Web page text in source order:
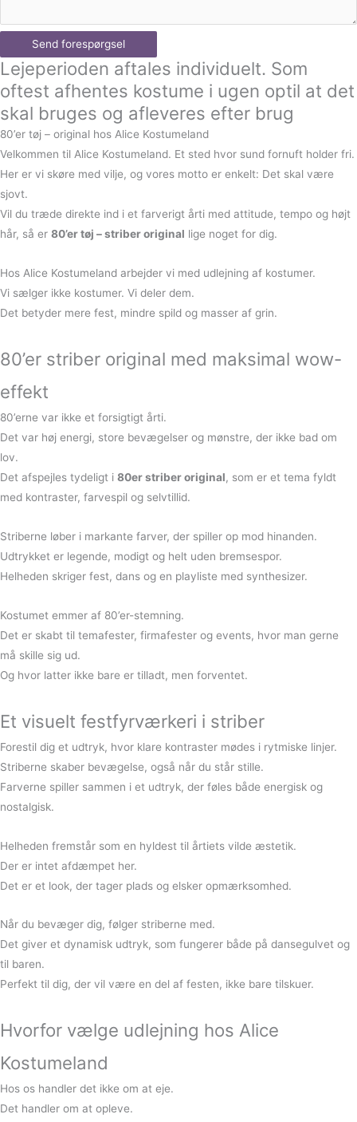
Send forespørgsel
Lejeperioden aftales individuelt. Som
oftest afhentes kostume i ugen optil at det
skal bruges og afleveres efter brug
80’er tøj – original hos Alice Kostumeland
Velkommen til Alice Kostumeland. Et sted hvor sund fornuft holder fri.
Her er vi skøre med vilje, og vores motto er enkelt: Det skal være
sjovt.
Vil du træde direkte ind i et farverigt årti med attitude, tempo og højt
hår, så er 80’er tøj – striber original lige noget for dig.
Hos Alice Kostumeland arbejder vi med udlejning af kostumer.
Vi sælger ikke kostumer. Vi deler dem.
Det betyder mere fest, mindre spild og masser af grin.
80’er striber original med maksimal wow-
effekt
80’erne var ikke et forsigtigt årti.
Det var høj energi, store bevægelser og mønstre, der ikke bad om
lov.
Det afspejles tydeligt i 80er striber original, som er et tema fyldt
med kontraster, farvespil og selvtillid.
Striberne løber i markante farver, der spiller op mod hinanden.
Udtrykket er legende, modigt og helt uden bremsespor.
Helheden skriger fest, dans og en playliste med synthesizer.
Kostumet emmer af 80’er-stemning.
Det er skabt til temafester, firmafester og events, hvor man gerne
må skille sig ud.
Og hvor latter ikke bare er tilladt, men forventet.
Et visuelt festfyrværkeri i striber
Forestil dig et udtryk, hvor klare kontraster mødes i rytmiske linjer.
Striberne skaber bevægelse, også når du står stille.
Farverne spiller sammen i et udtryk, der føles både energisk og
nostalgisk.
Helheden fremstår som en hyldest til årtiets vilde æstetik.
Der er intet afdæmpet her.
Det er et look, der tager plads og elsker opmærksomhed.
Når du bevæger dig, følger striberne med.
Det giver et dynamisk udtryk, som fungerer både på dansegulvet og
til baren.
Perfekt til dig, der vil være en del af festen, ikke bare tilskuer.
Hvorfor vælge udlejning hos Alice
Kostumeland
Hos os handler det ikke om at eje.
Det handler om at opleve.